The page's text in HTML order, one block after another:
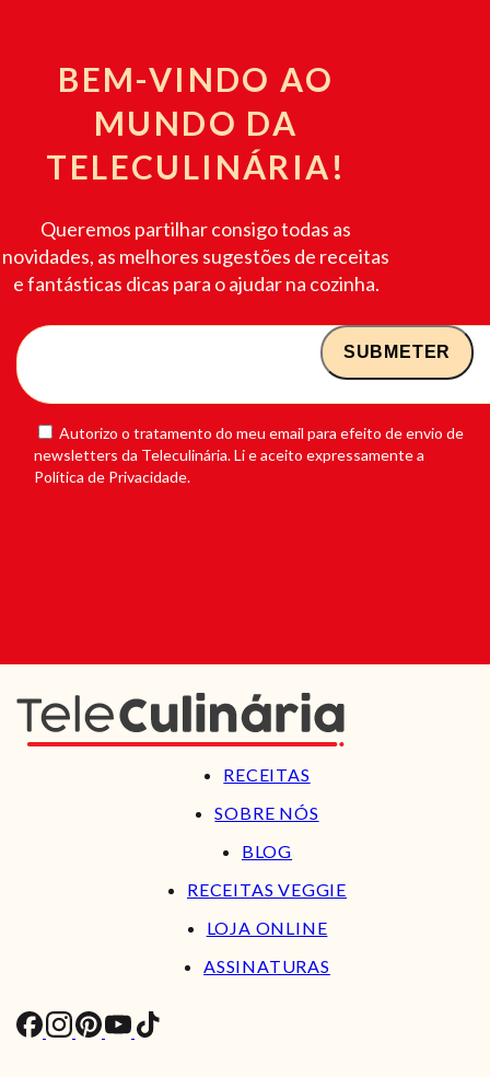
BEM-VINDO AO
MUNDO DA
TELECULINÁRIA!
Queremos partilhar consigo todas as
novidades, as melhores sugestões de receitas
e fantásticas dicas para o ajudar na cozinha.
Autorizo o tratamento do meu email para efeito de envio de
newsletters da Teleculinária. Li e aceito expressamente a
Política de Privacidade.
RECEITAS
SOBRE NÓS
BLOG
RECEITAS VEGGIE
LOJA ONLINE
ASSINATURAS